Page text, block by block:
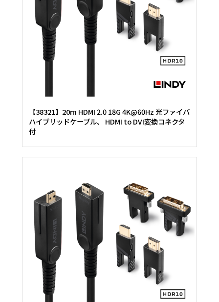
【38321】20m HDMI 2.0 18G 4K@60Hz 光ファイバ
ハイブリッドケーブル、 HDMI to DVI変換コネクタ
付